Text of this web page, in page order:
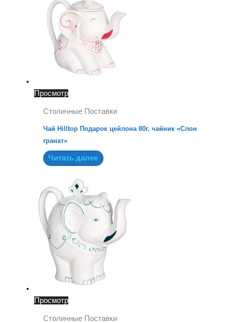
Просмотр
Столичные Поставки
Чай Hilltop Подарок цейлона 80г, чайник «Слон
гранат»
Читать далее
Просмотр
Столичные Поставки